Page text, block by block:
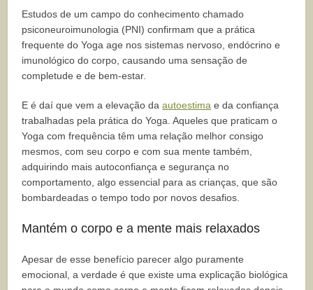
Estudos de um campo do conhecimento chamado
psiconeuroimunologia (PNI) confirmam que a prática
frequente do Yoga age nos sistemas nervoso, endócrino e
imunológico do corpo, causando uma sensação de
completude e de bem-estar.
E é daí que vem a elevação daautoestima e da confiança
trabalhadas pela prática do Yoga. Aqueles que praticam o
Yoga com frequência têm uma relação melhor consigo
mesmos, com seu corpo e com sua mente também,
adquirindo mais autoconfiança e segurança no
comportamento, algo essencial para as crianças, que são
bombardeadas o tempo todo por novos desafios.
Mantém o corpo e a mente mais relaxados
Apesar de esse benefício parecer algo puramente
emocional, a verdade é que existe uma explicação biológica